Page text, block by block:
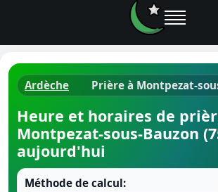
Ardèche Prière à Montpezat-
Heure et horaires de
Montpezat-sous-Bauzon
aujourd'hui
Méthode de calcul: